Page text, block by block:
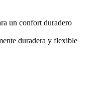
un confort duradero
duradera y flexible